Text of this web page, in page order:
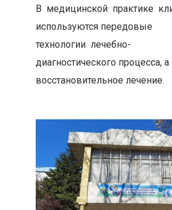
В медицинской практике
используются передовые
технологии лечебно-
диагностического процесса,
восстановительное лечение.